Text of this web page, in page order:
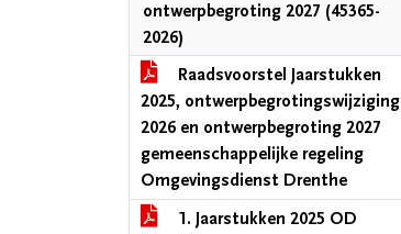
ontwerpbegroting 2027 (45365-
2026)
Raadsvoorstel Jaarstukken
2025, ontwerpbegrotingswijziging
2026 en ontwerpbegroting 2027
gemeenschappelijke regeling
Omgevingsdienst Drenthe
1. Jaarstukken 2025 OD